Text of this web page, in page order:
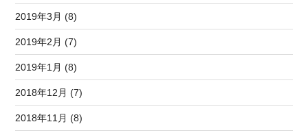
2019年3月 (8)
2019年2月 (7)
2019年1月 (8)
2018年12月 (7)
2018年11月 (8)